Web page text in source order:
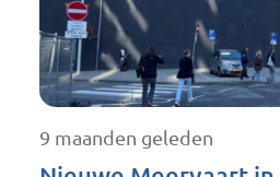
9 maanden geleden